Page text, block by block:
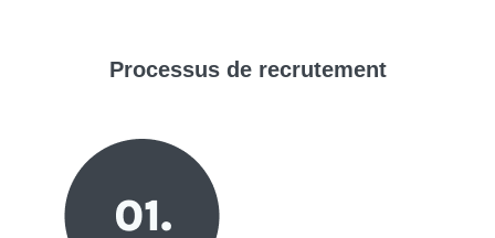
Processus de recrutement